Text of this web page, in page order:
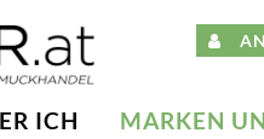
ICH MARKEN